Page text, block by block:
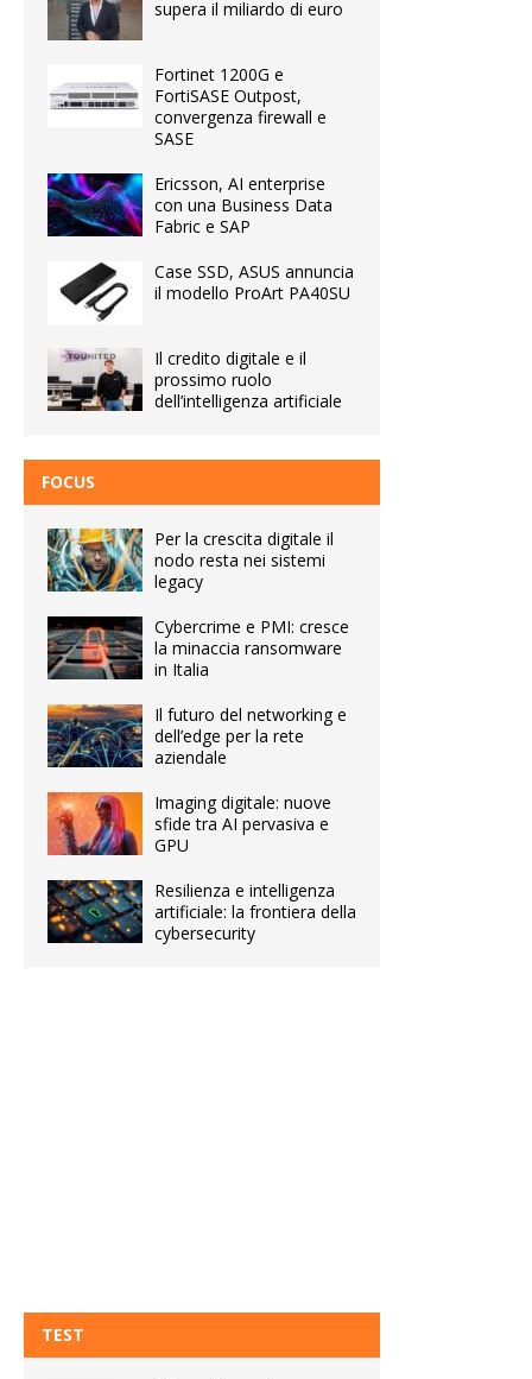
supera il miliardo di euro
Fortinet 1200G e
FortiSASE Outpost,
convergenza firewall e
SASE
Ericsson, AI enterprise
con una Business Data
Fabric e SAP
Case SSD, ASUS annuncia
il modello ProArt PA40SU
Il credito digitale e il
prossimo ruolo
dell’intelligenza artificiale
FOCUS
Per la crescita digitale il
nodo resta nei sistemi
legacy
Cybercrime e PMI: cresce
la minaccia ransomware
in Italia
Il futuro del networking e
dell’edge per la rete
aziendale
Imaging digitale: nuove
sfide tra AI pervasiva e
GPU
Resilienza e intelligenza
artificiale: la frontiera della
cybersecurity
TEST